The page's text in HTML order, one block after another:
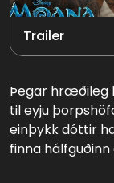
Trailer
Þegar hræðileg
til eyju
einþykk dóttir
finna